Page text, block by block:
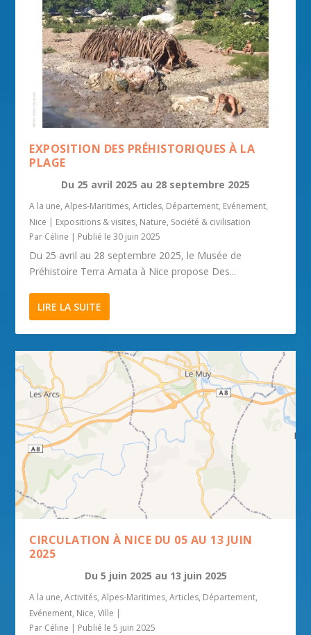
EXPOSITION DES PRÉHISTORIQUES À LA
PLAGE
Du 25 avril 2025 au 28 septembre 2025
A la une,Alpes-Maritimes,Articles, Département, Evénement,
Nice | Expositions & visites, Nature, Société & civilisation
Par Céline | Publié le 30 juin 2025
Du 25 avril au 28 septembre 2025, le Musée de
Préhistoire Terra Amata à Nice propose Des...
LIRE LA SUITE
CIRCULATION À NICE DU 05 AU 13 JUIN
2025
Du 5 juin 2025 au 13 juin 2025
A la une,Activités,Alpes-Maritimes,Articles, Département,
Evénement, Nice,Ville |
Par Céline | Publié le 5 juin 2025